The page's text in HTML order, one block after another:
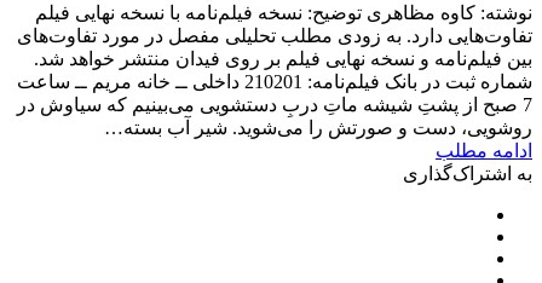
نوشته: کاوه مظاهری توضیح: نسخه فیلم‌نامه با نسخه نهایی فیلم
تفاوت‌هایی دارد. به زودی مطلب تحلیلی مفصل در مورد تفاوت‌های
بین فیلم‌نامه و نسخه نهایی فیلم بر روی فیدان منتشر خواهد شد.
شماره ثبت در بانک فیلم‌نامه: 210201 داخلی ــ خانه مریم ــ ساعت
7 صبح از پشتِ شیشه ماتِ دربِ دستشویی می‌بینیم که سیاوش در
روشویی، دست و صورتش را می‌شوید. شیر آب بسته…
ادامه مطلب
به اشتراک‌گذاری